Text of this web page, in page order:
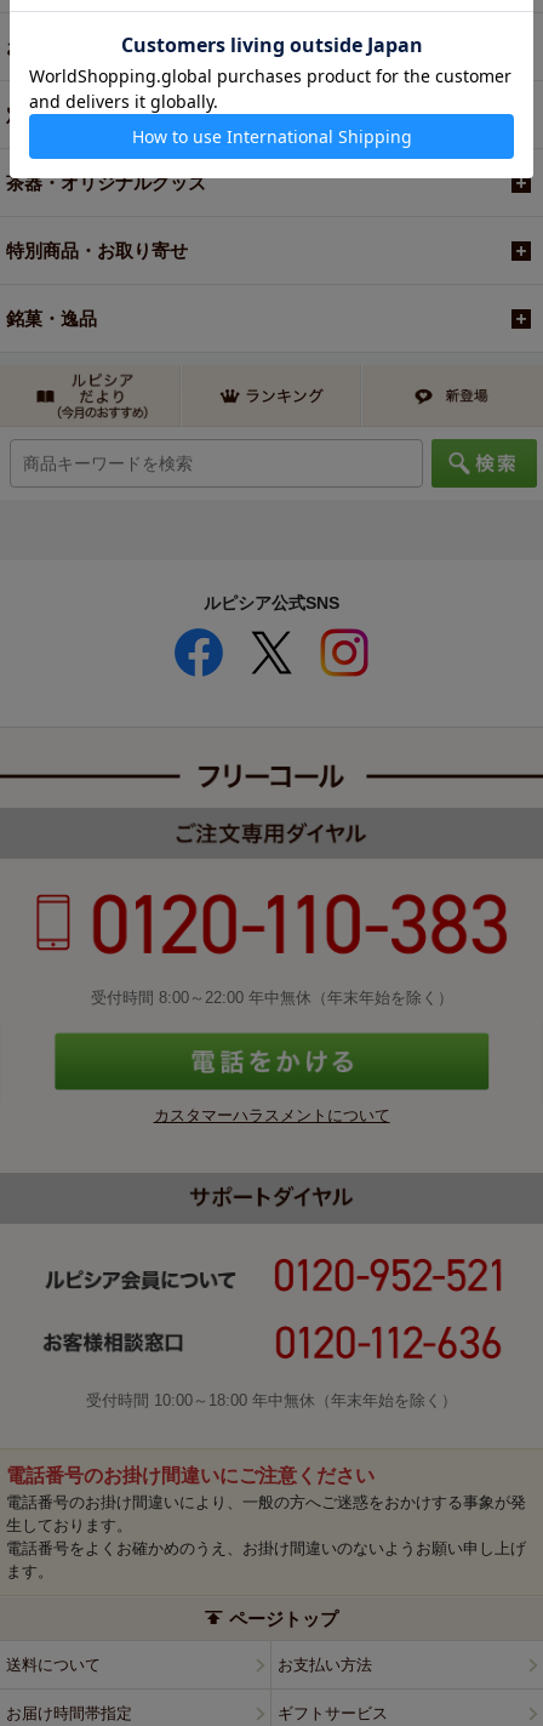
お買い得商品
定期便
茶器・オリジナルグッズ
特別商品・お取り寄せ
銘菓・逸品
ルピシア公式SNS
受付時間 8:00～22:00 年中無休（年末年始を除く）
カスタマーハラスメントについて
受付時間 10:00～18:00 年中無休（年末年始を除く）
電話番号のお掛け間違いにご注意ください
電話番号のお掛け間違いにより、一般の方へご迷惑をおかけする事象が発
生しております。
電話番号をよくお確かめのうえ、お掛け間違いのないようお願い申し上げ
ます。
ページトップ
送料について お支払い方法
お届け時間帯指定 ギフトサービス